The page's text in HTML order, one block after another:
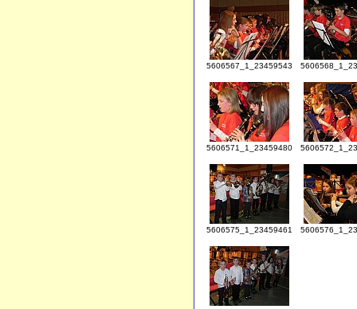
5606567_1_23459543
5606571_1_23459480
5606575_1_23459461